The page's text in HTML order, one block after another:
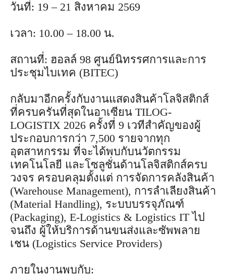
วันที่: 19 – 21 สิงหาคม 2569
เวลา: 10.00 – 18.00 น.
สถานที่: ฮอลล์ 98 ศูนย์นิทรรศการและการ
ประชุมไบเทค (BITEC)
กลับมาอีกครั้งกับงานแสดงสินค้าโลจิสติกส์
ที่ครบครันที่สุดในอาเซียน TILOG-
LOGISTIX 2026 ครั้งที่ 9 เวทีสำคัญของผู้
ประกอบการกว่า 7,500 รายจากทุก
อุตสาหกรรม ที่จะได้พบกับนวัตกรรม
เทคโนโลยี และโซลูชั่นด้านโลจิสติกส์ครบ
วงจร ครอบคลุมตั้งแต่ การจัดการคลังสินค้า
(Warehouse Management), การลำเลียงสินค้า
(Material Handling), ระบบบรรจุภัณฑ์
(Packaging), E-Logistics & Logistics IT ไป
จนถึง ผู้ให้บริการด้านขนส่งและซัพพลาย
เชน (Logistics Service Providers)
ภายในงานพบกับ: